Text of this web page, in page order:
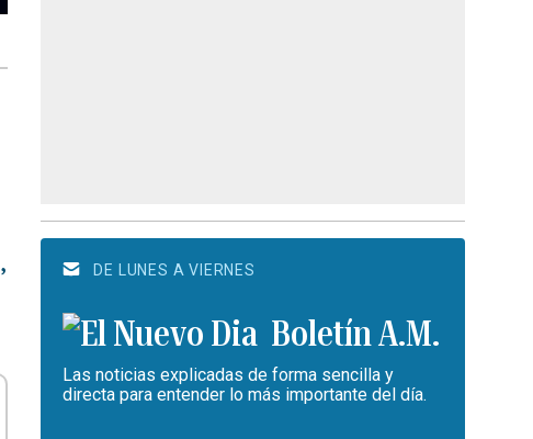
,
DE LUNES A VIERNES
Boletín A.M.
Las noticias explicadas de forma sencilla y
directa para entender lo más importante del día.